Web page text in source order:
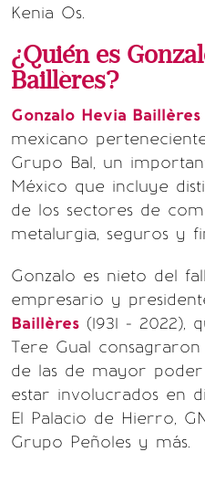
Kenia Os.
¿Quién es
Baillères?
Gonzalo Hevia Baillères
mexicano
Grupo Bal, un
México que incluye
de los sectores de
metalurgia, seguros y
Gonzalo es nieto del
empresario y
Baillères (1931 - 2022),
Tere Gual
de las de mayor
estar involucrados en
El Palacio de Hierro,
Grupo Peñoles y más.